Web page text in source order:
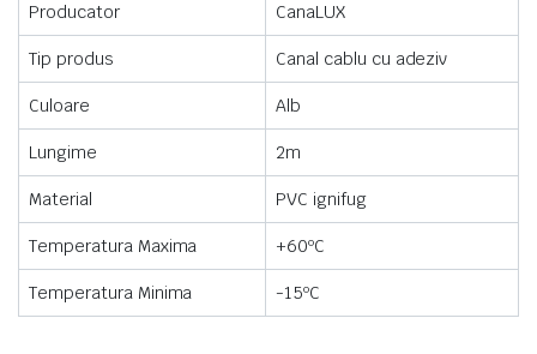
Producator
CanaLUX
Tip produs Canal cablu cu adeziv
Culoare Alb
Lungime 2m
Material PVC ignifug
Temperatura Maxima +60ºC
Temperatura Minima -15ºC